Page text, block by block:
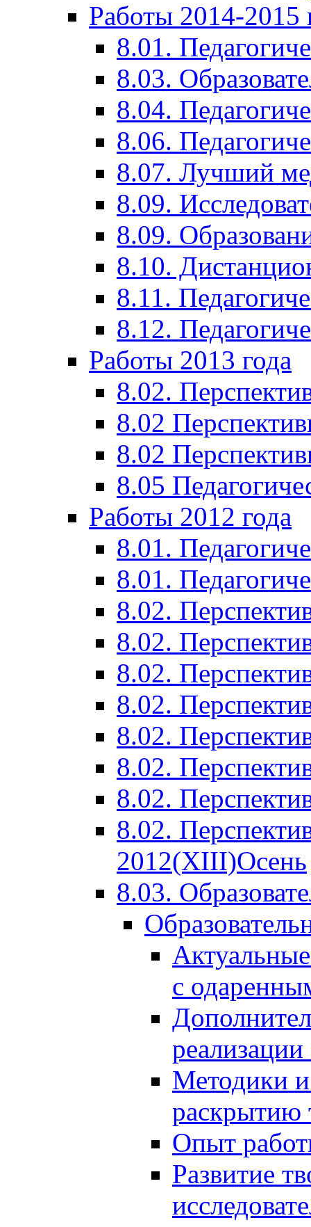
Работы 2014-2015
8.01.
8.03.
8.04.
8.06.
8.07. Лучший
8.09.
8.09.
8.10.
8.11.
8.12.
Работы 2013 года
8.02.
8.02
8.02
8.05
Работы 2012 года
8.01.
8.01.
8.02.
8.02.
8.02.
8.02.
8.02.
8.02.
8.02.
8.02.
2012(XIII)Осень
8.03.
с
Методики
раскрытию
Опыт
Развитие